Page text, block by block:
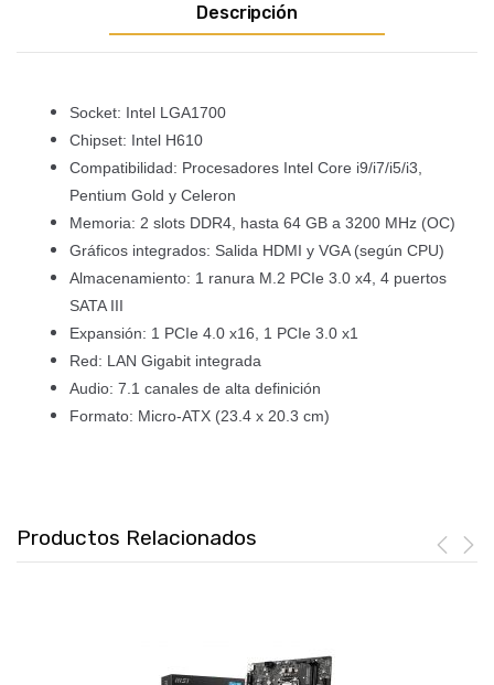
Descripción
Socket: Intel LGA1700
Chipset: Intel H610
Compatibilidad: Procesadores Intel Core i9/i7/i5/i3,
Pentium Gold y Celeron
Memoria: 2 slots DDR4, hasta 64 GB a 3200 MHz (OC)
Gráficos integrados: Salida HDMI y VGA (según CPU)
Almacenamiento: 1 ranura M.2 PCIe 3.0 x4, 4 puertos
SATA III
Expansión: 1 PCIe 4.0 x16, 1 PCIe 3.0 x1
Red: LAN Gigabit integrada
Audio: 7.1 canales de alta definición
Formato: Micro-ATX (23.4 x 20.3 cm)
Productos Relacionados